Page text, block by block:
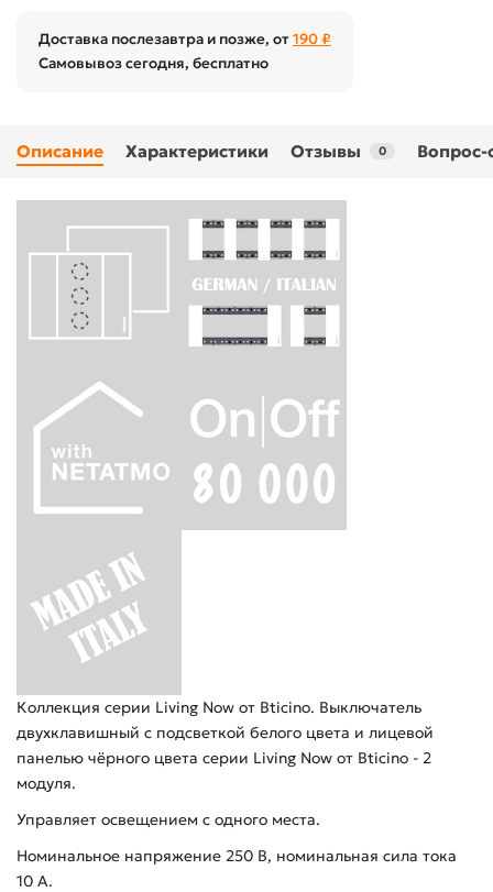
Доставка послезавтра и позже, от190 ₽
Самовывоз сегодня, бесплатно
Описание Характеристики Отзывы 0 Вопрос-
Коллекция серии Living Now от Bticino. Выключатель
двухклавишный с подсветкой белого цвета и лицевой
панелью чёрного цвета серии Living Now от Bticino - 2
модуля.
Управляет освещением с одного места.
Номинальное напряжение 250 В, номинальная сила тока
10 A.